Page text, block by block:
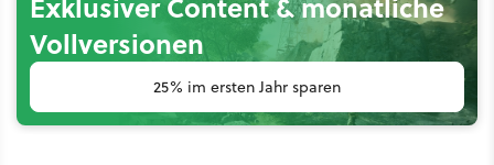
Vollversionen
25% im ersten Jahr sparen